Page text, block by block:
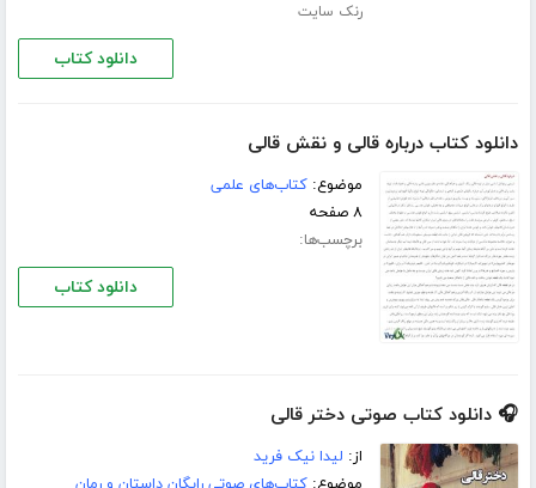
رنک سایت
دانلود کتاب
دانلود کتاب درباره قالی و نقش قالی
موضوع:کتاب‌های علمی
۸ صفحه
برچسب‌ها:
دانلود کتاب
🎧 دانلود کتاب صوتی دختر قالی
از: لیدا نیک فرید